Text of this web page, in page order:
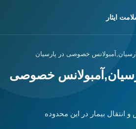
ایثار
خصوصی در پارسیان
خصوصی
انتقال بیمار در این محدوده